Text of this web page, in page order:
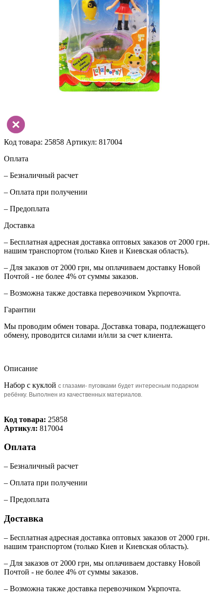
Код товара: 25858 Артикул: 817004
Оплата
– Безналичный расчет
– Оплата при получении
– Предоплата
Доставка
– Бесплатная адресная доставка оптовых заказов от 2000 грн.
нашим транспортом (только Киев и Киевская область).
– Для заказов от 2000 грн, мы оплачиваем доставку Новой
Почтой - не более 4% от суммы заказов.
– Возможна также доставка перевозчиком Укрпочта.
Гарантии
Мы проводим обмен товара. Доставка товара, подлежащего
обмену, проводится силами и/или за счет клиента.
Описание
Набор с куклой с глазами- пуговками будет интересным подарком
ребёнку. Выполнен из качественных материалов.
Код товара: 25858
Артикул: 817004
Оплата
– Безналичный расчет
– Оплата при получении
– Предоплата
Доставка
– Бесплатная адресная доставка оптовых заказов от 2000 грн.
нашим транспортом (только Киев и Киевская область).
– Для заказов от 2000 грн, мы оплачиваем доставку Новой
Почтой - не более 4% от суммы заказов.
– Возможна также доставка перевозчиком Укрпочта.